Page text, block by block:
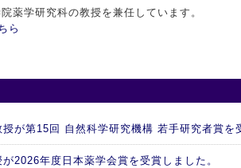
薬学研究科の教授を兼任しています。
ら
が第15回 自然科学研究機構 若手研究者賞を
2026年度日本薬学会賞を受賞しました。